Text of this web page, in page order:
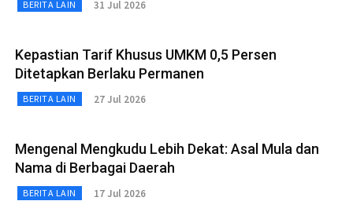
BERITA LAIN 31 Jul 2026
Kepastian Tarif Khusus UMKM 0,5 Persen
Ditetapkan Berlaku Permanen
BERITA LAIN 27 Jul 2026
Mengenal Mengkudu Lebih Dekat: Asal Mula dan
Nama di Berbagai Daerah
BERITA LAIN 17 Jul 2026